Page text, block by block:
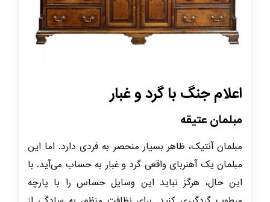
اعلام جنگ با گرد و غبار
مبلمان عتیقه
مبلمان آنتیک، ظاهر بسیار منحصر به فردی دارد. اما این
مبلمان یک آهنربای واقعی گرد و غبار به حساب می‌آید. با
این حال، هرگز نباید این وسایل حساس را با پارچه